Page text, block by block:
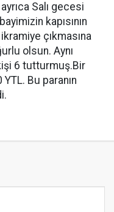
Salı gecesi
kapısının
çıkmasına
olsun. Aynı
6 tutturmuş.Bir
Bu paranın